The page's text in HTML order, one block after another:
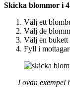
Skicka blommor i
Välj ett
Välj de
Välj en bukett
Fyll i
I ovan exempel